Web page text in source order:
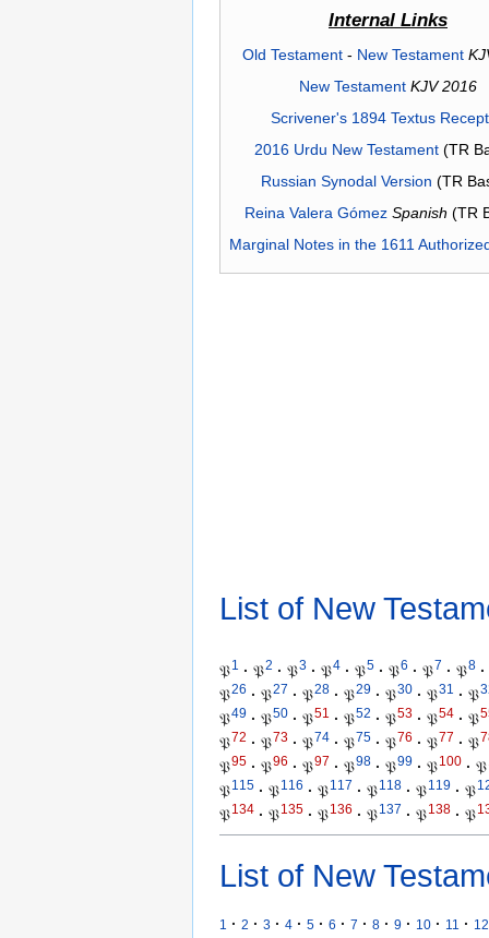
Internal Links
Old Testament- New Testament
New Testament KJV 2016
Scrivener's 1894 Textus
2016 Urdu New Testament(TR
Russian Synodal Version (TR
Reina Valera Gómez Spanish (TR
Marginal Notes in the 1611
List of New
𝔓1 · 𝔓2 · 𝔓3 · 𝔓4 · 𝔓5 · 𝔓6 · 𝔓7 · 𝔓8 ·
𝔓26 · 𝔓27 · 𝔓28 · 𝔓29 · 𝔓30 · 𝔓31 · 𝔓
𝔓49 · 𝔓50 · 𝔓51 · 𝔓52 · 𝔓53 · 𝔓54 · 𝔓
𝔓72 · 𝔓73 · 𝔓74 · 𝔓75 · 𝔓76 · 𝔓77 · 𝔓
𝔓95 · 𝔓96 · 𝔓97 · 𝔓98 · 𝔓99 · 𝔓100 · 𝔓
𝔓115 · 𝔓116 · 𝔓117 · 𝔓118 · 𝔓119 · 𝔓
𝔓134 · 𝔓135 · 𝔓136 · 𝔓137 · 𝔓138 · 𝔓
List of New
1 · 2 · 3 · 4 · 5 · 6 · 7 · 8 · 9 · 10 · 11 · 12